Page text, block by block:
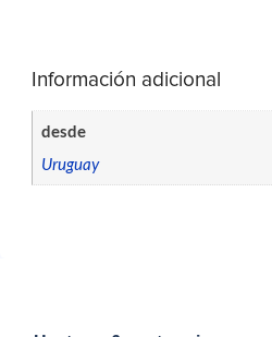
Información adicional
desde
Uruguay